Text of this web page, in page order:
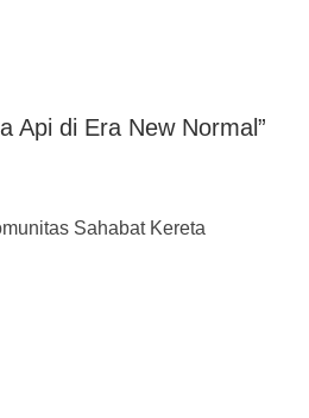
Api di Era New Normal”